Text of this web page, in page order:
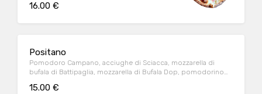
16.00 €
Positano
Pomodoro Campano, acciughe di Sciacca, mozzarella di
bufala di Battipaglia, mozzarella di Bufala Dop, pomodorino
15.00 €